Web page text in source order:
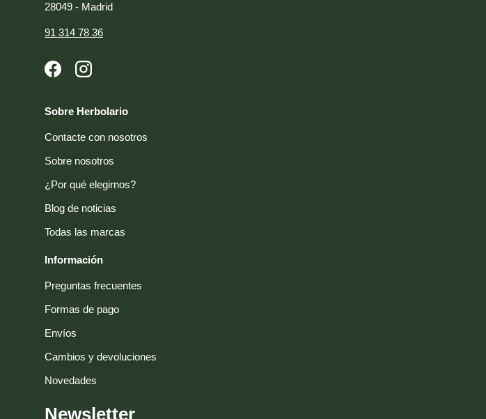
28049 - Madrid
91 314 78 36
FacebookInstagram
Sobre Herbolario
Contacte con nosotros
Sobre nosotros
¿Por qué elegirnos?
Blog de noticias
Todas las marcas
Información
Preguntas frecuentes
Formas de pago
Envíos
Cambios y devoluciones
Novedades
Newsletter